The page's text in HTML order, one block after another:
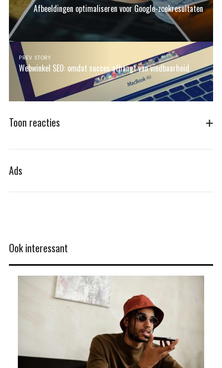
Afbeeldingen optimaliseren voor Google-zoekresultaten
PREV STORY
Webwinkel SEO: omdat succes afhangt van vindbaarheid
Toon reacties
Ads
Ook interessant